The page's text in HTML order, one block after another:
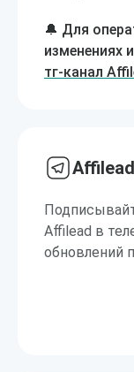
🔔 Для
изменениях
тг-канал
Affilead в
обновлений